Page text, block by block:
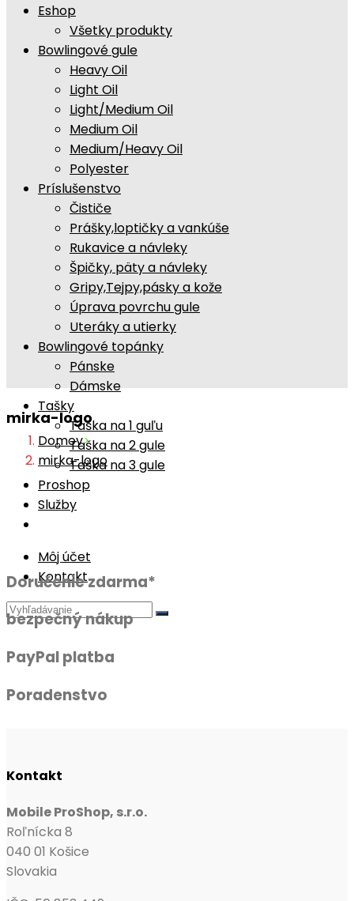
Eshop
Všetky produkty
Bowlingové gule
Heavy Oil
Light Oil
Light/Medium Oil
Medium Oil
Medium/Heavy Oil
Polyester
Príslušenstvo
Čističe
Prášky,loptičky a vankúše
Rukavice a návleky
Špičky, päty a návleky
Gripy,Tejpy,pásky a kože
Úprava povrchu gule
Uteráky a utierky
Bowlingové topánky
Pánske
Dámske
Tašky
Taška na 1 guľu
Taška na 2 gule
Taška na 3 gule
Proshop
Služby
Môj účet
Kontakt
mirka-logo
Domov>
mirka-logo
Doručenie zdarma*
bezpečný nákup
PayPal platba
Poradenstvo
Kontakt
Mobile ProShop, s.r.o.
Roľnícka 8
040 01 Košice
Slovakia